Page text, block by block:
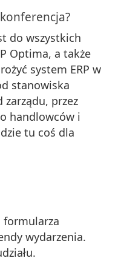
do wszystkich
Optima, a także
system ERP w
stanowiska
przez
handlowców i
tu coś dla
formularza
wydarzenia.